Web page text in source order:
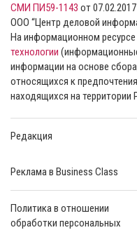
СМИ ПИ59-1143 от
ООО “Центр деловой
На информационном
технологии
информации на основе
относящихся к
находящихся на
Редакция
Реклама в Business Class
Политика в отношении
обработки персональных